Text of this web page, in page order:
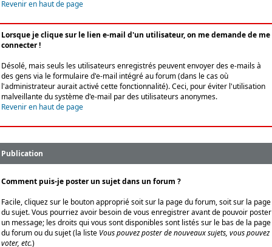
Revenir en haut de page
Lorsque je clique sur le lien e-mail d'un utilisateur, on me demande de me
connecter !
Désolé, mais seuls les utilisateurs enregistrés peuvent envoyer des e-mails à
des gens via le formulaire d'e-mail intégré au forum (dans le cas où
l'administrateur aurait activé cette fonctionnalité). Ceci, pour éviter l'utilisation
malveillante du système d'e-mail par des utilisateurs anonymes.
Revenir en haut de page
Publication
Comment puis-je poster un sujet dans un forum ?
Facile, cliquez sur le bouton approprié soit sur la page du forum, soit sur la page
du sujet. Vous pourriez avoir besoin de vous enregistrer avant de pouvoir poster
un message; les droits qui vous sont disponibles sont listés sur le bas de la page
du forum ou du sujet (la liste Vous pouvez poster de nouveaux sujets, vous pouvez
voter, etc.)